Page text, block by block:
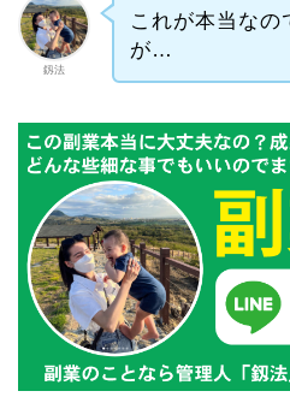
釼法
これが本当なの
が…